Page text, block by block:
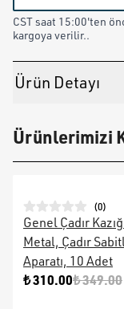
CST saat 15:00'ten
kargoya verilir..
Ürün Detayı
Ürünlerimizi
(0)
Genel Çadır
Metal, Çadır
Aparatı, 10 Adet
₺ 310.00₺ 349.00